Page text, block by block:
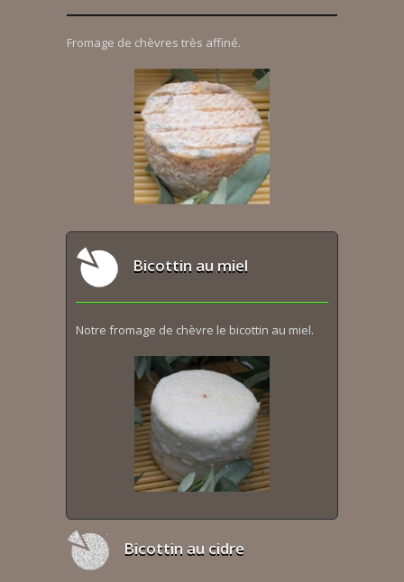
Fromage de chèvres très affiné.
Bicottin au miel
Notre fromage de chèvre le bicottin au miel.
Bicottin au cidre